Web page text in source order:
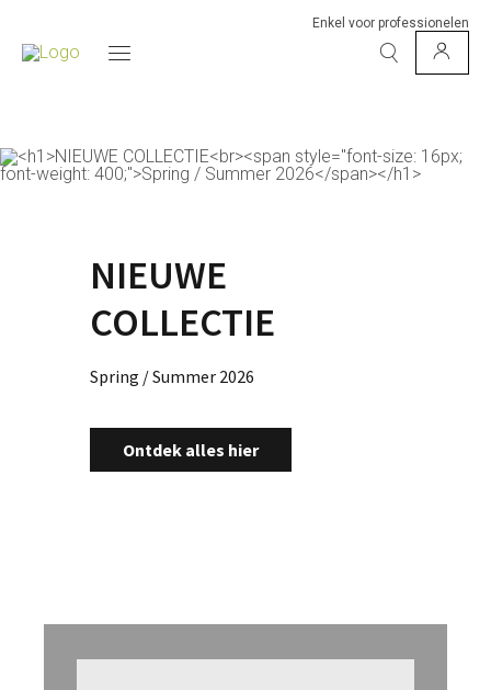
Enkel voor professionelen
NIEUWE
COLLECTIE
Spring / Summer 2026
Ontdek alles hier